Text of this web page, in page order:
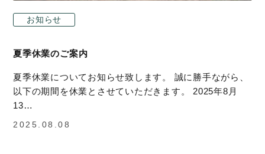
お知らせ
夏季休業のご案内
夏季休業についてお知らせ致します。 誠に勝手ながら、
以下の期間を休業とさせていただきます。 2025年8月
13…
2025.08.08